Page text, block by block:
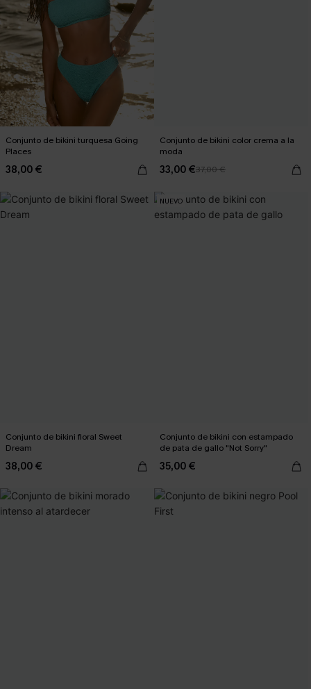
Conjunto de bikini turquesa Going
Places
38,00 €
Conjunto de bikini color crema a la
moda
33,00 €37,00 €
Conjunto de bikini floral Sweet
Dream
38,00 €
NUEVO
Conjunto de bikini con estampado
de pata de gallo "Not Sorry"
35,00 €